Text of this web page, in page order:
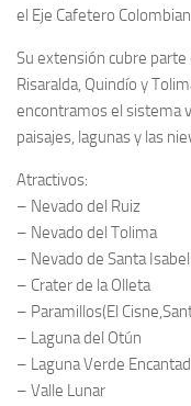
el Eje Cafetero
Su extensión cubre
Risaralda, Quindío y
encontramos el sistema
paisajes, lagunas y las
Atractivos:
– Nevado del Ruiz
– Nevado del Tolima
– Nevado de Santa Isabel
– Crater de la Olleta
– Paramillos(El
– Laguna del Otún
– Laguna Verde
– Valle Lunar